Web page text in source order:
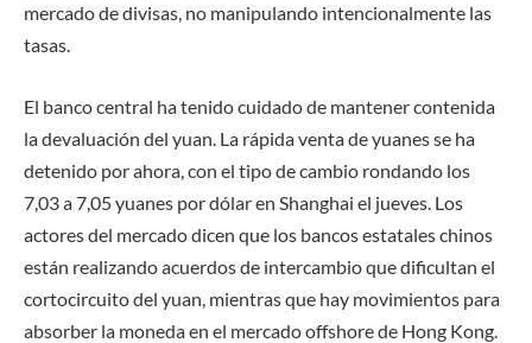
mercado de divisas, no manipulando intencionalmente las
tasas.
El banco central ha tenido cuidado de mantener contenida
la devaluación del yuan. La rápida venta de yuanes se ha
detenido por ahora, con el tipo de cambio rondando los
7,03 a 7,05 yuanes por dólar en Shanghai el jueves. Los
actores del mercado dicen que los bancos estatales chinos
están realizando acuerdos de intercambio que dificultan el
cortocircuito del yuan, mientras que hay movimientos para
absorber la moneda en el mercado offshore de Hong Kong.